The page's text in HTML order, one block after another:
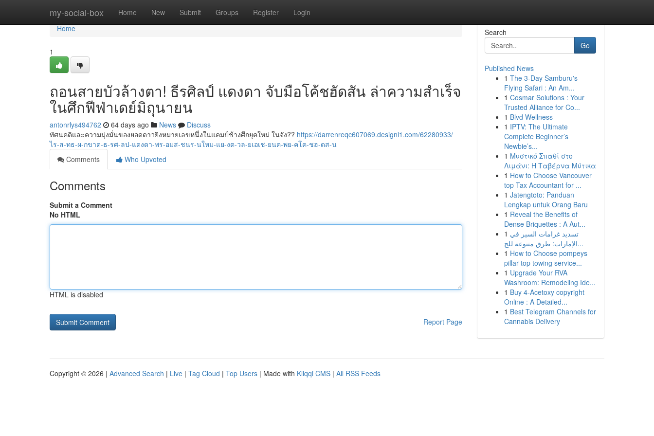
my-social-box Home New Submit Groups Register Login
Home
Home
1
ถอนสายบัวล้างตา! ธีรศิลป์ แดงดา จับมือโค้ชฮัดสัน ล่าความสำเร็จ
ในศึกฟีฟ่าเดย์มิถุนายน
antonrlys494762 64 days ago News
Discuss
ทัศนคติและความมุ่งมั่นของยอดดาวยิงหมายเลขหนึ่งในแคมป์ช้างศึกยุคใหม่ ในจัง?? https://darrenreqc607069.designi1.com/62280933/
ไร-ส-ทธ-ผ-กขาด-ธ-รศ-ลป-แดงดา-พร-อมส-ชนร-นใหม-แย-งต-วล-ยเอเช-ยนค-พย-คโค-ชฮ-ดส-น
Comments
Who Upvoted
Comments
Submit a Comment
No HTML
HTML is disabled
Report Page
Search
Go
Published News
1 The 3-Day Samburu's
Flying Safari : An Am...
1 Cosmar Solutions : Your
Trusted Alliance for Co...
1 Blvd Wellness
1 IPTV: The Ultimate
Complete Beginner’s
Newbie’s...
1 Μυστικό Σπαθί στο
Λιμάνι: Η Ταβέρνα Μύτικα
1 How to Choose Vancouver
top Tax Accountant for ...
1 Jatengtoto: Panduan
Lengkap untuk Orang Baru
1 Reveal the Benefits of
Dense Briquettes : A Aut...
1 تسديد غرامات السير في
الإمارات: طرق متنوعة للج...
1 How to Choose pompeys
pillar top towing service...
1 Upgrade Your RVA
Washroom: Remodeling Ide...
1 Buy 4-Acetoxy copyright
Online : A Detailed...
1 Best Telegram Channels for
Cannabis Delivery
Copyright © 2026 | Advanced Search | Live | Tag Cloud | Top Users | Made with Kliqqi CMS | All RSS Feeds